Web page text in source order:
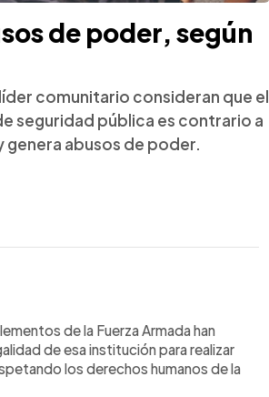
de poder, según
comunitario consideran que el
seguridad pública es contrario a
genera abusos de poder.
de la Fuerza Armada han
de esa institución para realizar
los derechos humanos de la